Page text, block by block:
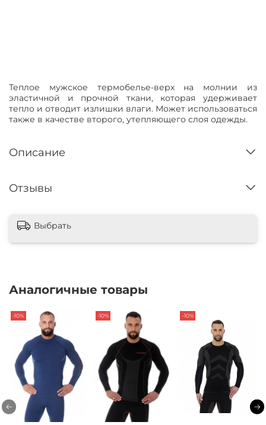
Теплое мужское термобелье-верх на молнии из
эластичной и прочной ткани, которая удерживает
тепло и отводит излишки влаги. Может использоваться
также в качестве второго, утепляющего слоя одежды.
Описание
Отзывы
Выбрать
Аналогичные товары
-10% -10% -10%